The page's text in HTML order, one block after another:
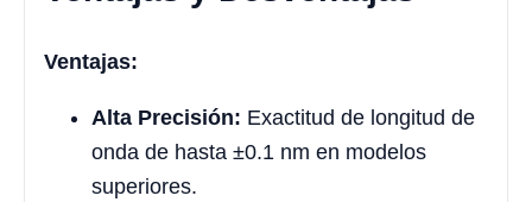
Ventajas:
Alta Precisión: Exactitud de longitud de
onda de hasta ±0.1 nm en modelos
superiores.